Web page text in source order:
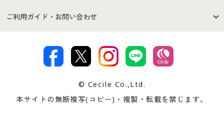
セシールご利用規約
著作権・商標について 会社案内
商品カテゴリ
プレゼント＆キャンペーン サイトマップ
ご利用ガイド・お問い合わせ
交換・返品は お支払は
ついて
忘れの場合
© Cecile Co.,Ltd.
本サイトの無断複写(コピー)・複製・転載を禁じます。